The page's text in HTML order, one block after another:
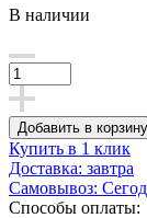
В наличии
Добавить в корзину
Купить в 1 клик
Доставка: завтра
Самовывоз:
Способы оплаты: